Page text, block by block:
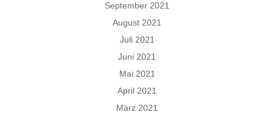
September 2021
August 2021
Juli 2021
Juni 2021
Mai 2021
April 2021
März 2021